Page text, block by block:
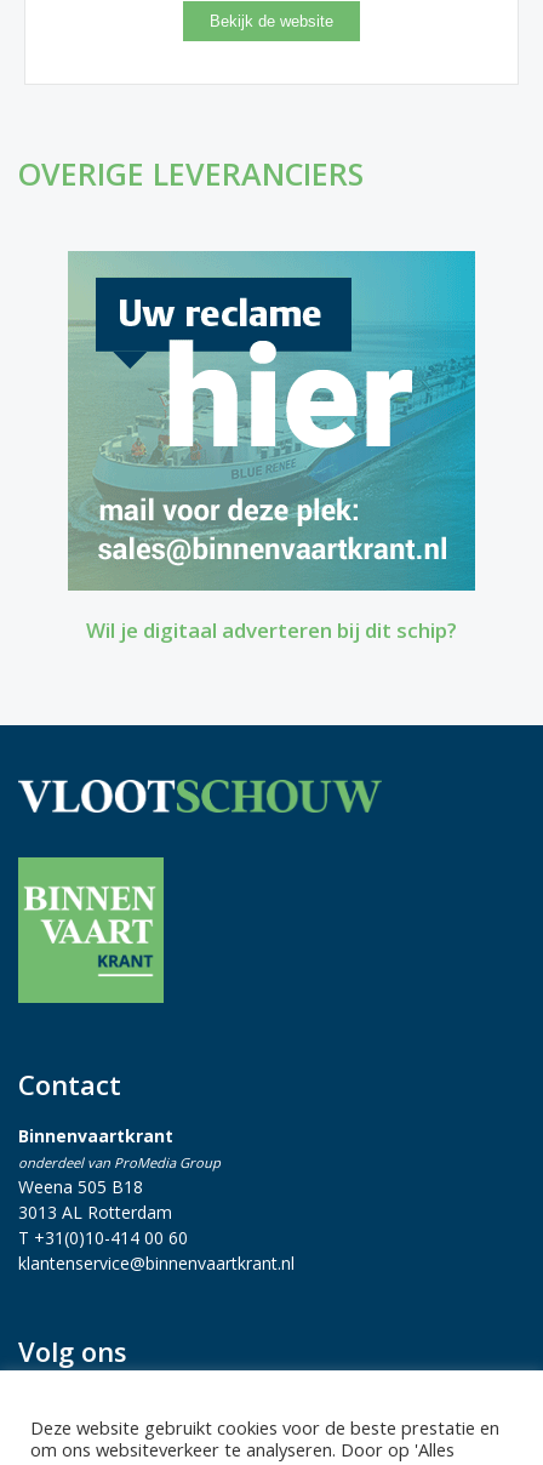
OVERIGE LEVERANCIERS
Wil je digitaal adverteren bij dit schip?
Contact
Binnenvaartkrant
onderdeel van ProMedia Group
Weena 505 B18
3013 AL Rotterdam
T +31(0)10-414 00 60
klantenservice@binnenvaartkrant.nl
Volg ons
Deze website gebruikt cookies voor de beste prestatie en
om ons websiteverkeer te analyseren. Door op 'Alles